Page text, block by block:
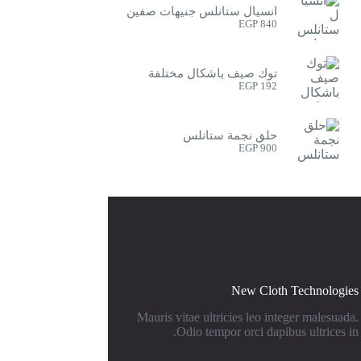
انسيال ستانلس جنيهات صفين
EGP840
توك صيف باشكال مختلفة
EGP192
حلق نجمة ستانلس
EGP900
New Cloth Technologies
Mauris vitae ultricies leo integer malesuada.
Odio tempor orci dapibus ultrices in.